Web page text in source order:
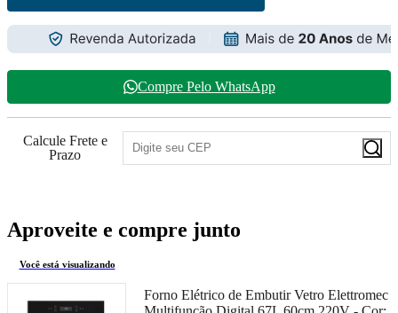
Compre Pelo WhatsApp
Calcule Frete e
Prazo
Aproveite e compre junto
Você está visualizando
Forno Elétrico de Embutir Vetro Elettromec